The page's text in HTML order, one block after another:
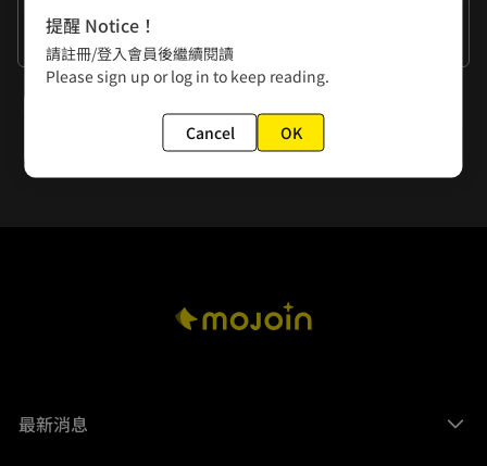
前幾年陳情令火爆網路時，我一看到男角色們的蒙眼劇照立馬
就想到了我的單雨暮！想像如果《幽夢影》影劇化，誰適合演
單雨暮呢？長得好看是必須的，他還要有一雙玻璃珠一般清透
的眼珠子…一塵不染，好像能看透世事一樣。大家覺得誰適合
看更多
梧桐雨(二)
最新消息
提醒 Notice！
請註冊/登入會員後繼續閱讀
Please sign up or log in to keep reading.
Cancel OK